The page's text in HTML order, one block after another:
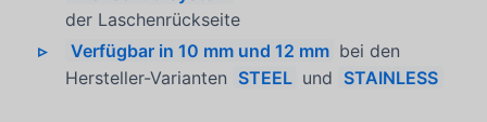
der Laschenrückseite
Verfügbar in 10 mm und 12 mm bei den
Hersteller-Varianten STEEL und STAINLESS